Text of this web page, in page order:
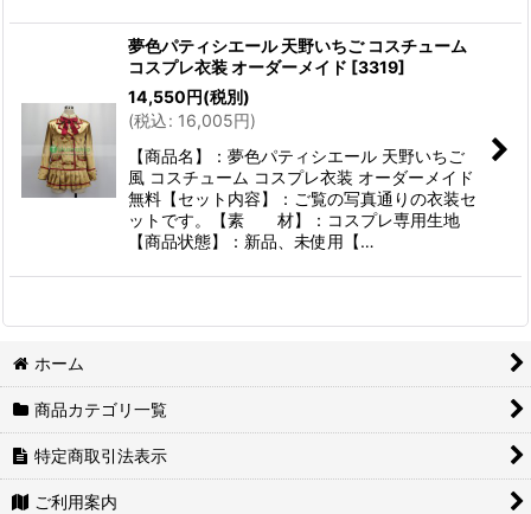
夢色パティシエール 天野いちご コスチューム
コスプレ衣装 オーダーメイド [3319]
14,550円(税別)
(税込: 16,005円)
【商品名】：夢色パティシエール 天野いちご
風 コスチューム コスプレ衣装 オーダーメイド
無料【セット内容】：ご覧の写真通りの衣装セ
ットです。【素 材】：コスプレ専用生地
【商品状態】：新品、未使用【…
ホーム
商品カテゴリ一覧
特定商取引法表示
ご利用案内